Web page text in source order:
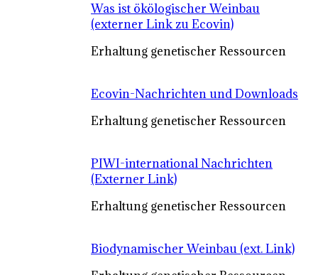
Was ist ökölogischer Weinbau
(externer Link zu Ecovin)
Erhaltung genetischer Ressourcen
Ecovin-Nachrichten und Downloads
Erhaltung genetischer Ressourcen
PIWI-international Nachrichten
(Externer Link)
Erhaltung genetischer Ressourcen
Biodynamischer Weinbau (ext. Link)